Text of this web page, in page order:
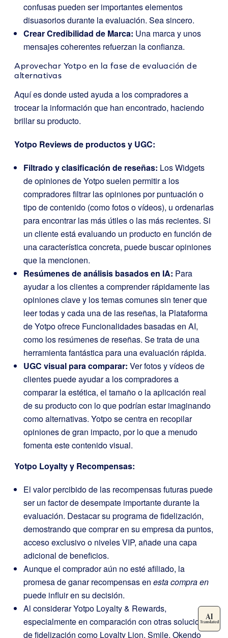
confusas pueden ser importantes elementos
disuasorios durante la evaluación. Sea sincero.
Crear Credibilidad de Marca: Una marca y unos
mensajes coherentes refuerzan la confianza.
Aprovechar Yotpo en la fase de evaluación de
alternativas
Aquí es donde usted ayuda a los compradores a
trocear la información que han encontrado, haciendo
brillar su producto.
Yotpo Reviews de productos y UGC:
Filtrado y clasificación de reseñas: Los Widgets
de opiniones de Yotpo suelen permitir a los
compradores filtrar las opiniones por puntuación o
tipo de contenido (como fotos o vídeos), u ordenarlas
para encontrar las más útiles o las más recientes. Si
un cliente está evaluando un producto en función de
una característica concreta, puede buscar opiniones
que la mencionen.
Resúmenes de análisis basados en IA: Para
ayudar a los clientes a comprender rápidamente las
opiniones clave y los temas comunes sin tener que
leer todas y cada una de las reseñas, la Plataforma
de Yotpo ofrece Funcionalidades basadas en AI,
como los resúmenes de reseñas. Se trata de una
herramienta fantástica para una evaluación rápida.
UGC visual para comparar: Ver fotos y vídeos de
clientes puede ayudar a los compradores a
comparar la estética, el tamaño o la aplicación real
de su producto con lo que podrían estar imaginando
como alternativas. Yotpo se centra en recopilar
opiniones de gran impacto, por lo que a menudo
fomenta este contenido visual.
Yotpo Loyalty y Recompensas:
El valor percibido de las recompensas futuras puede
ser un factor de desempate importante durante la
evaluación. Destacar su programa de fidelización,
demostrando que comprar en su empresa da puntos,
acceso exclusivo o niveles VIP, añade una capa
adicional de beneficios.
Aunque el comprador aún no esté afiliado, la
promesa de ganar recompensas en esta compra en
puede influir en su decisión.
Al considerar Yotpo Loyalty & Rewards,
especialmente en comparación con otras soluciones
de fidelización como Loyalty Lion, Smile, Okendo